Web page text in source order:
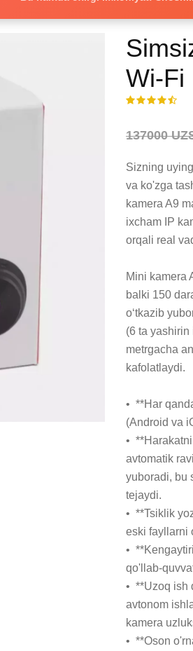
Wi-Fi
137000
Sizning
va ko'zga
kamera A9
ixcham IP
orqali real
Mini kamera
balki 150
o‘tkazib
(6 ta yashirin
metrgacha
kafolatlaydi.
•  **Har
(Android va
•
avtomatik
yuboradi, bu
tejaydi.
•  **Tsiklik
eski fayllarni
•
qo'llab-
•  **Uzoq
avtonom
kamera
•  **Oson